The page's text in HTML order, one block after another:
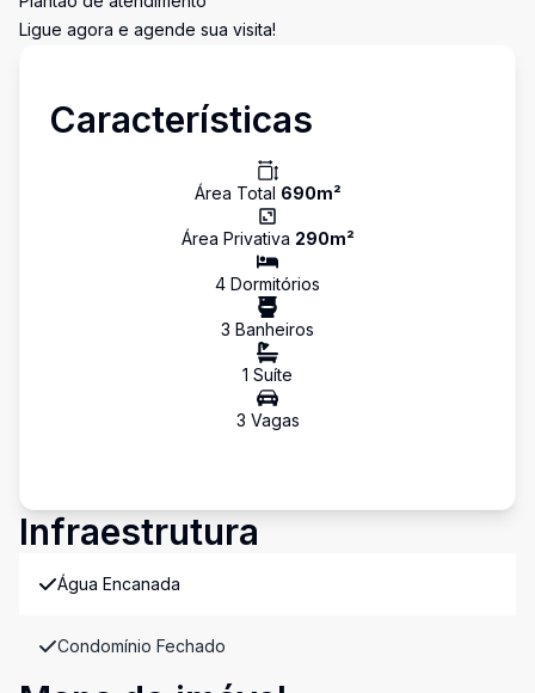
Ligue agora e agende sua visita!
Características
Área Total 690m²
Área Privativa 290m²
4 Dormitórios
3 Banheiros
1 Suíte
3 Vagas
Infraestrutura
Água Encanada
Condomínio Fechado